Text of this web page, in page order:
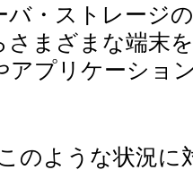
バ・ストレージ
さまざまな端末
アプリケーショ
のような状況に